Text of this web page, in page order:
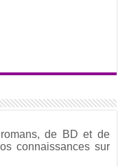
de BD et de
connaissances sur